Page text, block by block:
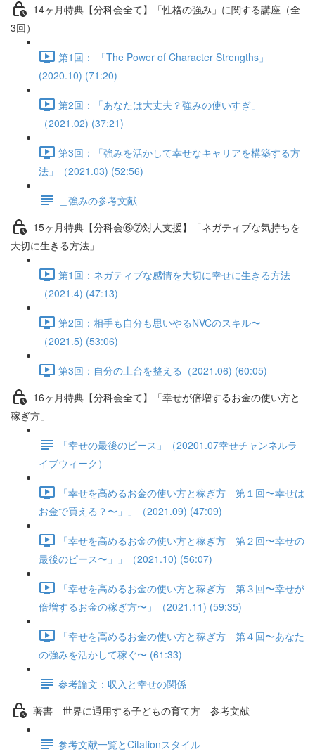
14ヶ月特典【分科会全て】「性格の強み」に関する講座（全
3回）
第1回： 「The Power of Character Strengths」
(2020.10) (71:20)
第2回：「あなたは大丈夫？強みの使いすぎ」
（2021.02) (37:21)
第3回：「強みを活かして幸せなキャリアを構築する方
法」（2021.03) (52:56)
＿強みの参考文献
15ヶ月特典【分科会⑥⑦対人支援】「ネガティブな気持ちを
大切に生きる方法」
第1回：ネガティブな感情を大切に幸せに生きる方法
（2021.4) (47:13)
第2回：相手も自分も思いやるNVCのスキル〜
（2021.5) (53:06)
第3回：自分の土台を整える（2021.06) (60:05)
16ヶ月特典【分科会全て】「幸せが倍増するお金の使い方と
稼ぎ方」
「幸せの最後のピース」（20201.07幸せチャンネルラ
イブウィーク）
「幸せを高めるお金の使い方と稼ぎ方 第１回〜幸せは
お金で買える？〜」」（2021.09) (47:09)
「幸せを高めるお金の使い方と稼ぎ方 第２回〜幸せの
最後のピース〜」」（2021.10) (56:07)
「幸せを高めるお金の使い方と稼ぎ方 第３回〜幸せが
倍増するお金の稼ぎ方〜」（2021.11) (59:35)
「幸せを高めるお金の使い方と稼ぎ方 第４回〜あなた
の強みを活かして稼ぐ〜 (61:33)
参考論文：収入と幸せの関係
著書 世界に通用する子どもの育て方 参考文献
参考文献一覧とCitationスタイル